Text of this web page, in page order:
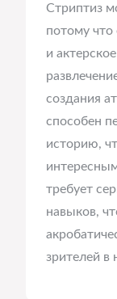
Стриптиз
потому что
и
создания
способен
историю,
требует
навыков,
зрителей в